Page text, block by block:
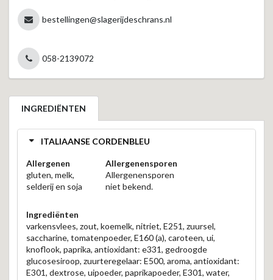
bestellingen@slagerijdeschrans.nl
058-2139072
INGREDIËNTEN
ITALIAANSE CORDENBLEU
Allergenen
gluten, melk,
selderij en soja
Allergenensporen
Allergenensporen
niet bekend.
Ingrediënten
varkensvlees, zout, koemelk, nitriet, E251, zuursel,
saccharine, tomatenpoeder, E160 (a), caroteen, ui,
knoflook, paprika, antioxidant: e331, gedroogde
glucosesiroop, zuurteregelaar: E500, aroma, antioxidant:
E301, dextrose, uipoeder, paprikapoeder, E301, water,